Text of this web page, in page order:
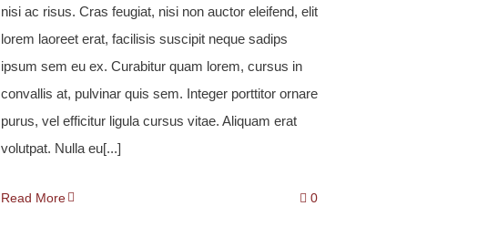
nisi ac risus. Cras feugiat, nisi non auctor eleifend, elit
lorem laoreet erat, facilisis suscipit neque sadips
ipsum sem eu ex. Curabitur quam lorem, cursus in
convallis at, pulvinar quis sem. Integer porttitor ornare
purus, vel efficitur ligula cursus vitae. Aliquam erat
volutpat. Nulla eu[...]
Read More 0